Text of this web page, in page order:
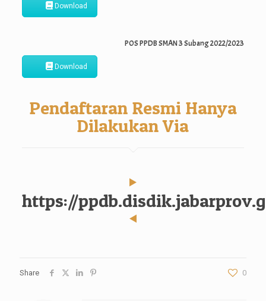
Download
POS PPDB SMAN 3 Subang 2022/2023
Download
Pendaftaran Resmi Hanya
Dilakukan Via
https://
Share 0